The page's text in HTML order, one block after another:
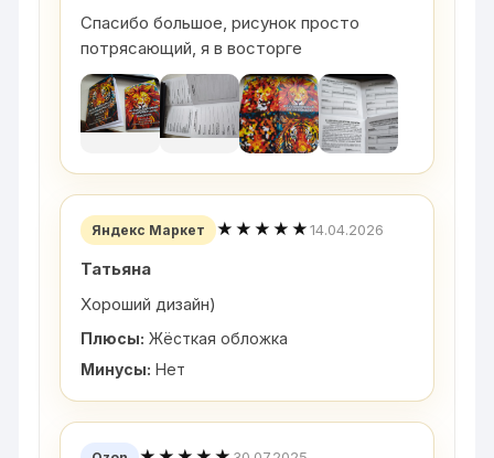
Спасибо большое, рисунок просто
потрясающий, я в восторге
Яндекс Маркет ★★★★★14.04.2026
Татьяна
Хороший дизайн)
Плюсы: Жёсткая обложка
Минусы: Нет